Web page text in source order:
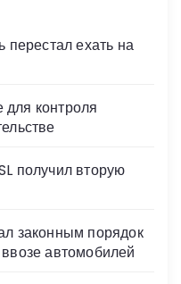
перестал ехать на
контроля
получил вторую
законным порядок
автомобилей